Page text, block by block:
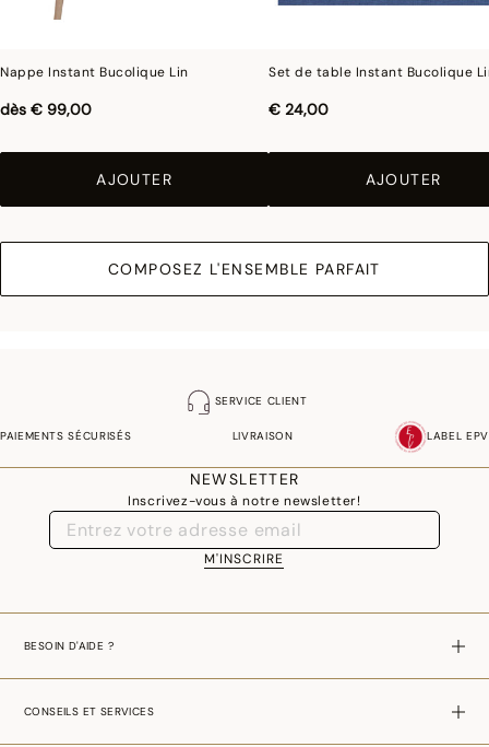
Nappe Instant Bucolique Lin
dès € 99,00
AJOUTER
Set de table Instant Bucolique
€ 24,00
AJOUTER
COMPOSEZ L'ENSEMBLE PARFAIT
SERVICE CLIENT
PAIEMENTS SÉCURISÉS LIVRAISON LABEL EPV
NEWSLETTER
Inscrivez-vous à notre newsletter!
M'INSCRIRE
BESOIN D'AIDE ?
CONSEILS ET SERVICES